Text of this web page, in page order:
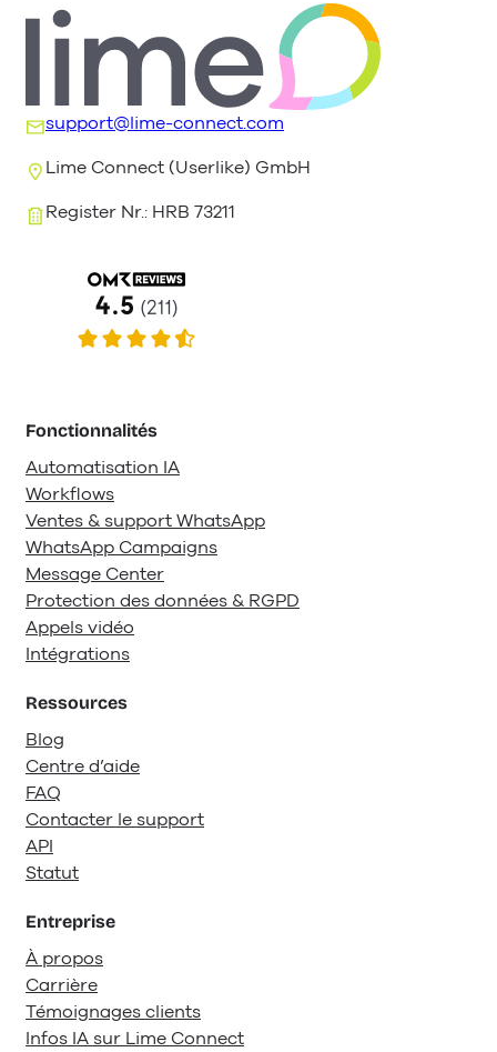
support@lime-connect.com
Lime Connect (Userlike) GmbH
Register Nr.: HRB 73211
Fonctionnalités
Automatisation IA
Workflows
Ventes & support WhatsApp
WhatsApp Campaigns
Message Center
Protection des données & RGPD
Appels vidéo
Intégrations
Ressources
Blog
Centre d’aide
FAQ
Contacter le support
API
Statut
Entreprise
À propos
Carrière
Témoignages clients
Infos IA sur Lime Connect